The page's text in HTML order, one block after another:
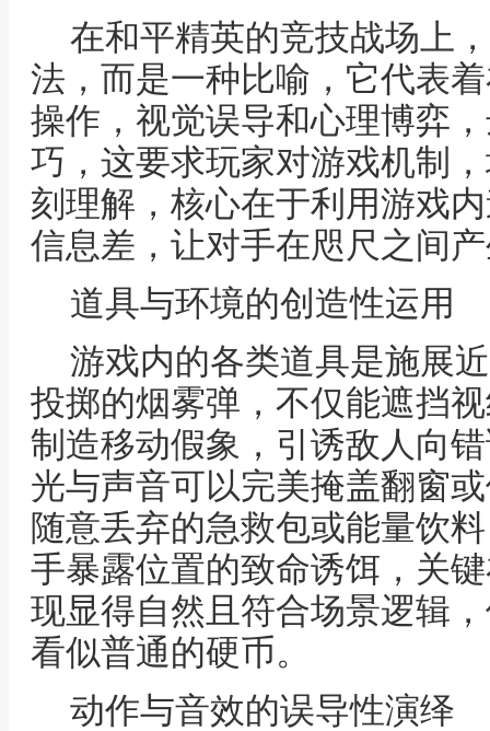
在和平精英的竞技战场上
法，而是一种比喻，它代表
操作，视觉误导和心理博弈
巧，这要求玩家对游戏机制
刻理解，核心在于利用游戏
信息差，让对手在咫尺之间
道具与环境的创造性运用
游戏内的各类道具是施展
投掷的烟雾弹，不仅能遮挡
制造移动假象，引诱敌人向
光与声音可以完美掩盖翻窗
随意丢弃的急救包或能量饮
手暴露位置的致命诱饵，关
现显得自然且符合场景逻辑
看似普通的硬币。
动作与音效的误导性演绎